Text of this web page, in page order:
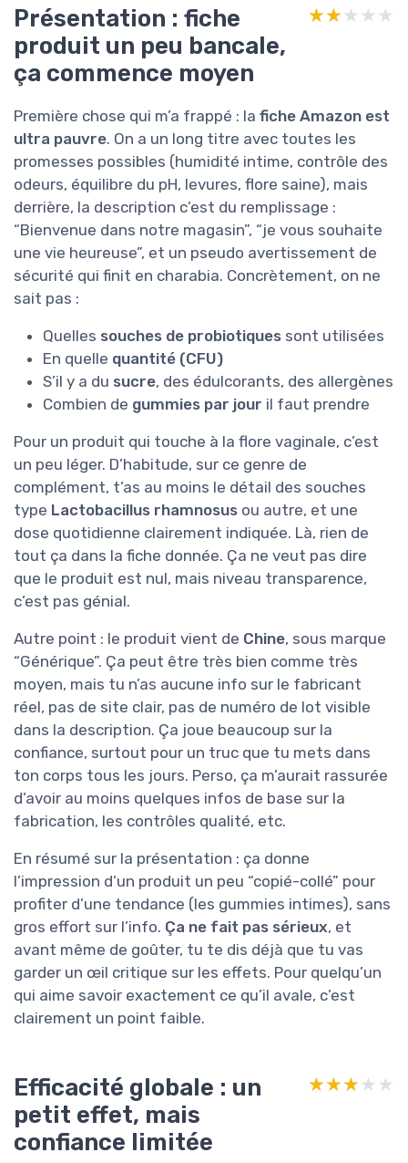
Présentation : fiche
produit un peu bancale,
ça commence moyen
★★★★★
★★★★★
Première chose qui m’a frappé : la fiche Amazon est
ultra pauvre. On a un long titre avec toutes les
promesses possibles (humidité intime, contrôle des
odeurs, équilibre du pH, levures, flore saine), mais
derrière, la description c’est du remplissage :
“Bienvenue dans notre magasin”, “je vous souhaite
une vie heureuse”, et un pseudo avertissement de
sécurité qui finit en charabia. Concrètement, on ne
sait pas :
Quelles souches de probiotiques sont utilisées
En quelle quantité (CFU)
S’il y a du sucre, des édulcorants, des allergènes
Combien de gummies par jour il faut prendre
Pour un produit qui touche à la flore vaginale, c’est
un peu léger. D’habitude, sur ce genre de
complément, t’as au moins le détail des souches
type Lactobacillus rhamnosus ou autre, et une
dose quotidienne clairement indiquée. Là, rien de
tout ça dans la fiche donnée. Ça ne veut pas dire
que le produit est nul, mais niveau transparence,
c’est pas génial.
Autre point : le produit vient de Chine, sous marque
“Générique”. Ça peut être très bien comme très
moyen, mais tu n’as aucune info sur le fabricant
réel, pas de site clair, pas de numéro de lot visible
dans la description. Ça joue beaucoup sur la
confiance, surtout pour un truc que tu mets dans
ton corps tous les jours. Perso, ça m’aurait rassurée
d’avoir au moins quelques infos de base sur la
fabrication, les contrôles qualité, etc.
En résumé sur la présentation : ça donne
l’impression d’un produit un peu “copié-collé” pour
profiter d’une tendance (les gummies intimes), sans
gros effort sur l’info. Ça ne fait pas sérieux, et
avant même de goûter, tu te dis déjà que tu vas
garder un œil critique sur les effets. Pour quelqu’un
qui aime savoir exactement ce qu’il avale, c’est
clairement un point faible.
Efficacité globale : un
petit effet, mais
confiance limitée
★★★★★
★★★★★